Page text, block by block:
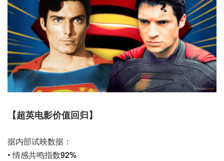
【超英电影价值回归】
据内部试映数据：
• 情感共鸣指数92%